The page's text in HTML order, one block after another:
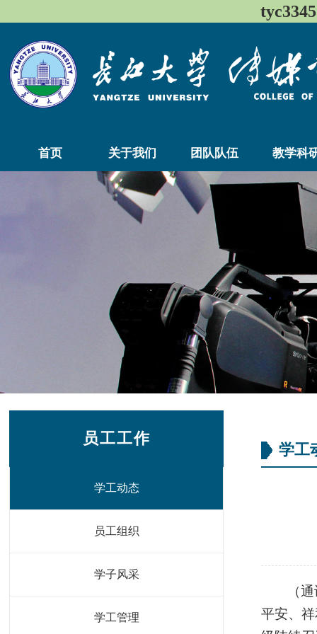
首页 关于我们 团队队伍 教学科
员工工作
学工动态
员工组织
学子风采
学工管理
学工
（
平安、